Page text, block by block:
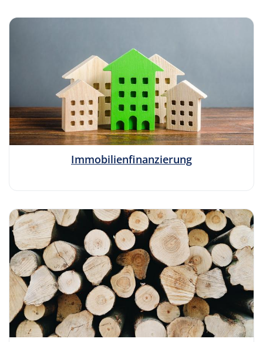
Immobilienfinanzierung